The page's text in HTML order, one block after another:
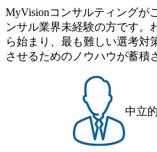
で主体的に動ける方 ・年齢
直に受け取れる方 ・推進力の
6年8月23日(日)にSustainable
します。 当SUは「Globalで
ストの構造改革」といった伝
イアントがこれから取組むべ
った社会課題やテーマに対し
事例などを基に企業の構造改
みを行うプロフェッショナル
象となるポジションは下記と
(調達改革・設備O&M)【SCS
食事などのカジュアルな交流
ススタディ、1対1の模擬面接
月の期間に渡り行い、選考に
ルタント未経験の方でも、戦
仕事内容からお話をさせてい
ルティングにご興味をお持ち
にはWebテストを8月20日ま
日までにプログラム参加者を
ム : 8月29日(土)10:00～13:30
MyVisionコンサルティングが
ンサル業界未経験の方です。
ら始まり、最も難しい選考対
させるためのノウハウが蓄積
中立